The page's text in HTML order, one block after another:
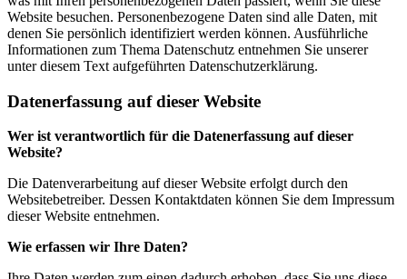
Website besuchen. Personenbezogene Daten sind alle Daten, mit
denen Sie persönlich identifiziert werden können. Ausführliche
Informationen zum Thema Datenschutz entnehmen Sie unserer
unter diesem Text aufgeführten Datenschutzerklärung.
Datenerfassung auf dieser Website
Wer ist verantwortlich für die Datenerfassung auf dieser
Website?
Die Datenverarbeitung auf dieser Website erfolgt durch den
Websitebetreiber. Dessen Kontaktdaten können Sie dem Impressum
dieser Website entnehmen.
Wie erfassen wir Ihre Daten?